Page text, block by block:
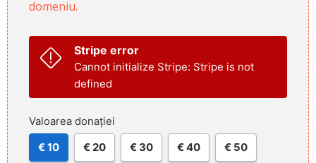
domeniu.
Stripe error
Cannot initialize Stripe: Stripe is not
defined
Valoarea donației
€ 10 € 20 € 30 € 40 € 50